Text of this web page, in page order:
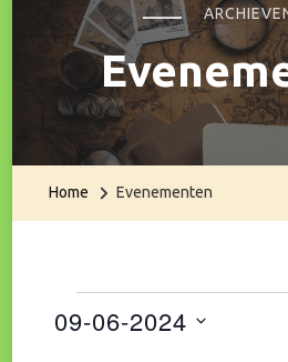
Home Evenementen
09-06-2024